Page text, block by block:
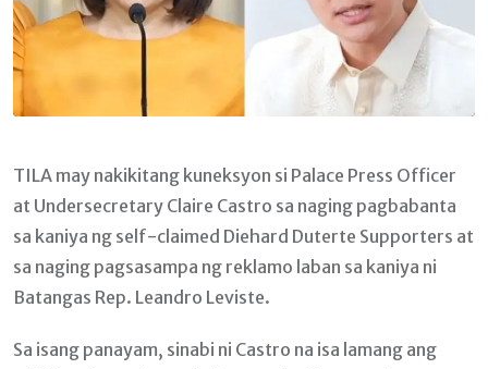
TILA may nakikitang kuneksyon si Palace Press Officer
at Undersecretary Claire Castro sa naging pagbabanta
sa kaniya ng self-claimed Diehard Duterte Supporters at
sa naging pagsasampa ng reklamo laban sa kaniya ni
Batangas Rep. Leandro Leviste.
Sa isang panayam, sinabi ni Castro na isa lamang ang